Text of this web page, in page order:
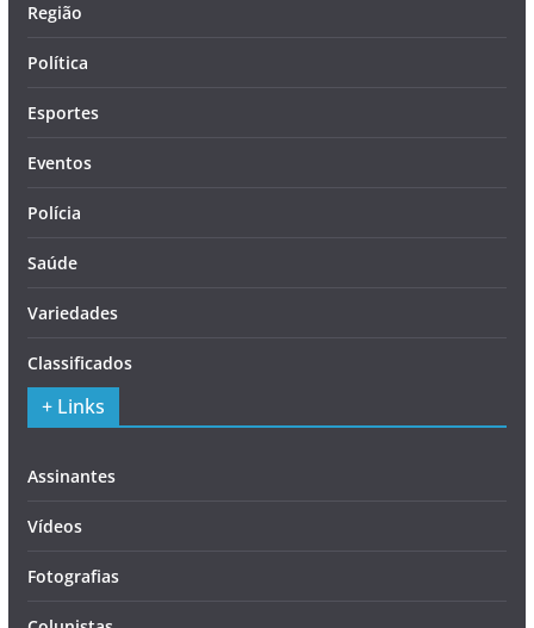
Região
Política
Esportes
Eventos
Polícia
Saúde
Variedades
Classificados
+ Links
Assinantes
Vídeos
Fotografias